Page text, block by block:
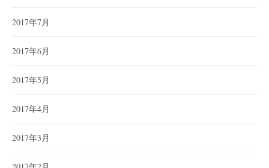
2017年7月
2017年6月
2017年5月
2017年4月
2017年3月